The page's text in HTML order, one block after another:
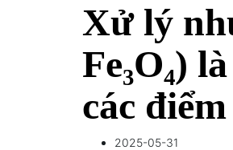
Xử lý
Fe₃O₄)
các
2025-05-31